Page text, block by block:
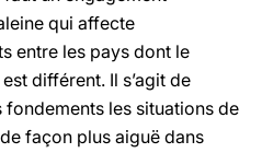
qui affecte
entre les pays dont le
différent. Il s’agit de
les situations de
façon plus aiguë dans